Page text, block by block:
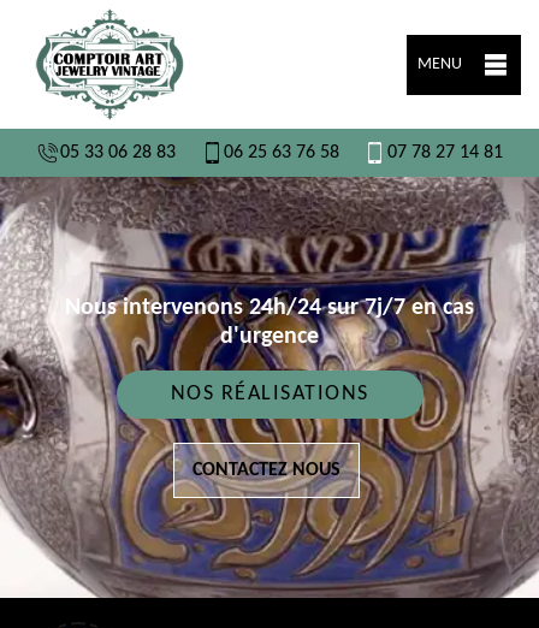
MENU
05 33 06 28 83 06 25 63 76 58 07 78 27 14 81
Nous intervenons 24h/24 sur 7j/7 en cas
d'urgence
NOS RÉALISATIONS
CONTACTEZ NOUS